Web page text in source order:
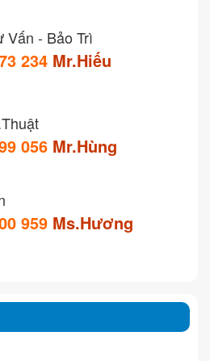
Vấn - Bảo Trì
234 Mr.Hiếu
056 Mr.Hùng
959 Ms.Hương